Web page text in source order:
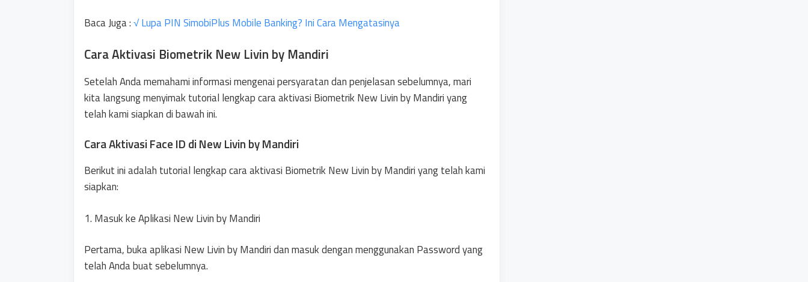
Baca Juga :√ Lupa PIN SimobiPlus Mobile Banking? Ini Cara Mengatasinya
Cara Aktivasi Biometrik New Livin by Mandiri
Setelah Anda memahami informasi mengenai persyaratan dan penjelasan sebelumnya, mari
kita langsung menyimak tutorial lengkap cara aktivasi Biometrik New Livin by Mandiri yang
telah kami siapkan di bawah ini.
Cara Aktivasi Face ID di New Livin by Mandiri
Berikut ini adalah tutorial lengkap cara aktivasi Biometrik New Livin by Mandiri yang telah kami
siapkan:
1. Masuk ke Aplikasi New Livin by Mandiri
Pertama, buka aplikasi New Livin by Mandiri dan masuk dengan menggunakan Password yang
telah Anda buat sebelumnya.